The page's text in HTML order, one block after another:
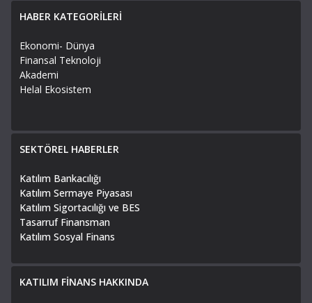
HABER KATEGORİLERİ
Ekonomi- Dünya
Finansal Teknoloji
Akademi
Helal Ekosistem
SEKTÖREL HABERLER
Katılım Bankacılığı
Katılım Sermaye Piyasası
Katılım Sigortacılığı ve BES
Tasarruf Finansman
Katılım Sosyal Finans
KATILIM FİNANS HAKKINDA